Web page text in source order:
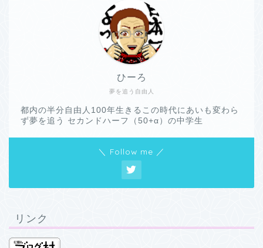
夢を追う自由人
ひーろ
都内の半分自由人100年生きるこの時代にあいも変わら
ず夢を追う セカンドハーフ（50+α）の中学生
＼ Follow me ／
リンク